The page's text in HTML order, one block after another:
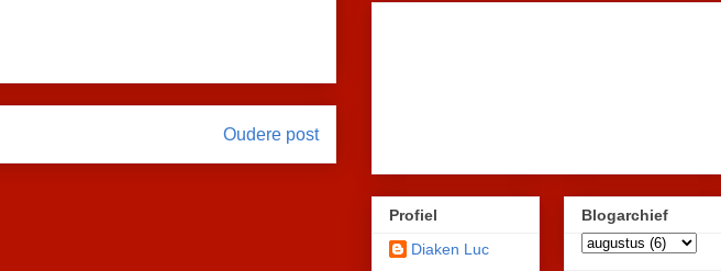
Oudere post
Profiel
Diaken Luc
Blogarchief